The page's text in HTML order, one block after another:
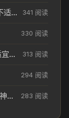
今天2026年04月18日领取结婚证老黄历不适合吗_领证日期参考 341 阅读
330 阅读
今日2026年04月11日入住新居老黄历不适宜吗_搬家择日参考 313 阅读
294 阅读
2026年04月12日今天财神在哪个吉位_财神方位参考 283 阅读